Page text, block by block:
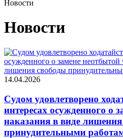
Новости
Новости
14.04.2026
Судом удовлетворено
интересах осужденного о
наказания в виде
принудительными